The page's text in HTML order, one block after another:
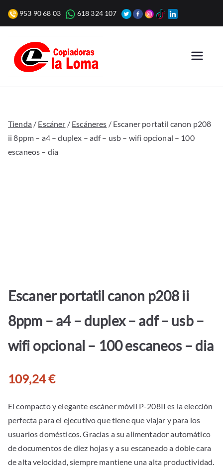
953 90 68 03 618 324 107
la Loma
Venta, alquiler y reparación
Tienda/ Escáner / Escáneres / Escaner portatil canon p208
ii 8ppm – a4 – duplex – adf – usb – wifi opcional – 100
escaneos – dia
Escaner portatil canon p208 ii
8ppm – a4 – duplex – adf – usb –
wifi opcional – 100 escaneos – dia
109,24€
El compacto y elegante escáner móvil P-208II es la elección
perfecta para el ejecutivo que tiene que viajar y para los
usuarios domésticos. Gracias a su alimentador automático
de documentos de diez hojas y a su escaneado a doble cara
de alta velocidad, siempre mantiene una alta productividad.